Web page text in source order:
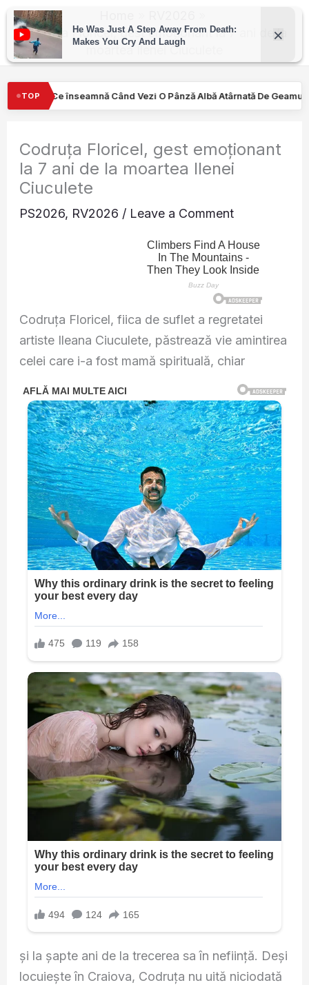
Skip
content
Codruța Floricel, gest emoționant la 7 ani de la
moartea Ilenei Ciuculete
TOP
O Pânză Albă Atârnată De Geamul Unei Mașini. Semnalul…
Codruța Floricel, gest emoționant
la 7 ani de la moartea Ilenei
Ciuculete
PS2026, RV2026 / Leave a Comment
Codruța Floricel, fiica de suflet a regretatei
artiste Ileana Ciuculete, păstrează vie amintirea
celei care i-a fost mamă spirituală, chiar
și la șapte ani de la trecerea sa în neființă. Deși
locuiește în Craiova, Codruța nu uită niciodată